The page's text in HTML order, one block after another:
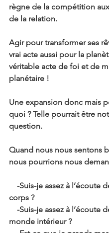
règne de la compétition
de la relation.
Agir pour transformer ses
vrai acte aussi pour la
véritable acte de foi et de
planétaire !
Une expansion donc mais
quoi ? Telle pourrait être
question.
Quand nous nous sentons
nous pourrions nous
corps ?
monde intérieur ?